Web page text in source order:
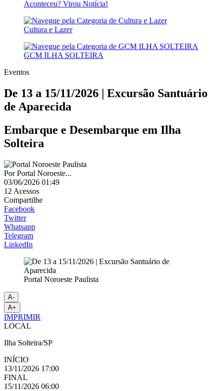
Aconteceu? Virou Notícia!
Cultura e Lazer
GCM ILHA SOLTEIRA
Eventos
De 13 a 15/11/2026 | Excursão Santuário
de Aparecida
Embarque e Desembarque em Ilha
Solteira
PorPortal Noroeste...
03/06/2026 01:49
12 Acessos
Compartilhe
Facebook
Twitter
Whatsapp
Telegram
LinkedIn
Portal Noroeste Paulista
A-
A+
IMPRIMIR
LOCAL
Ilha Solteira/SP
INÍCIO
13/11/2026 17:00
FINAL
15/11/2026 06:00